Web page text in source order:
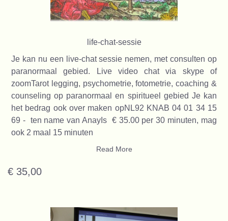
life-chat-sessie
Je kan nu een live-chat sessie nemen, met consulten op
paranormaal gebied. Live video chat via skype of
zoomTarot legging, psychometrie, fotometrie, coaching &
counseling op paranormaal en spiritueel gebied Je kan
het bedrag ook over maken opNL92 KNAB 04 01 34 15
69 - ten name van AnayIs € 35.00 per 30 minuten, mag
ook 2 maal 15 minuten
Read More
€ 35,00